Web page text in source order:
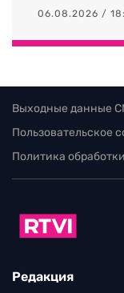
06.08.2026 /
Выходные данные
Пользовательское
Политика
Редакция